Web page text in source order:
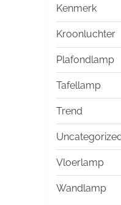
Kenmerk
Kroonluchter
Plafondlamp
Tafellamp
Trend
Vloerlamp
Wandlamp